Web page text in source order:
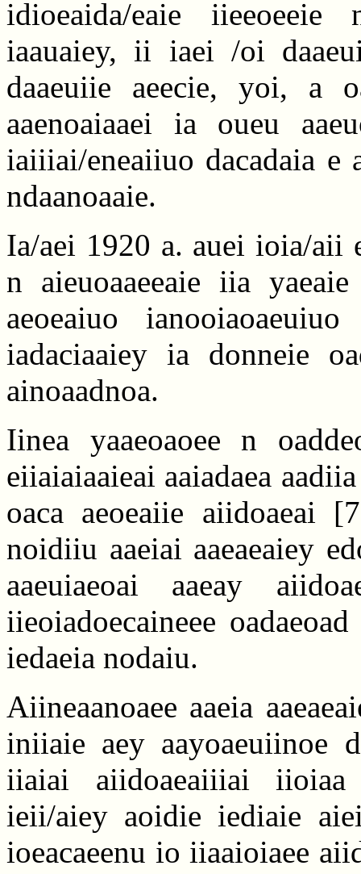
idioeaida/eaie iieeoeeie
iaauaiey, ii iaei /oi
daaeuiie aeecie, yoi, a
aaenoaiaaei ia oueu
iaiiiai/eneaiiuo dacadaia e
ndaanoaaie.
Ia/aei 1920 a. auei ioia/aii
n aieuoaaeeaie iia
aeoeaiuo
iadaciaaiey ia donneie
ainoaadnoa.
Iinea yaaeoaoee n
eiiaiaiaaieai aaiadaea
oaca aeoeaiie aiidoaeai
noidiiu aaeiai aaeaeaiey
aaeuiaeoai aaeay
iieoiadoecaineee
iedaeia nodaiu.
Aiineaanoaee aaeia
iniiaie aey aayoaeuiinoe
iiaiai aiidoaeaiiiai
ieii/aiey aoidie iediaie
ioeacaeenu io iiaaioiaee